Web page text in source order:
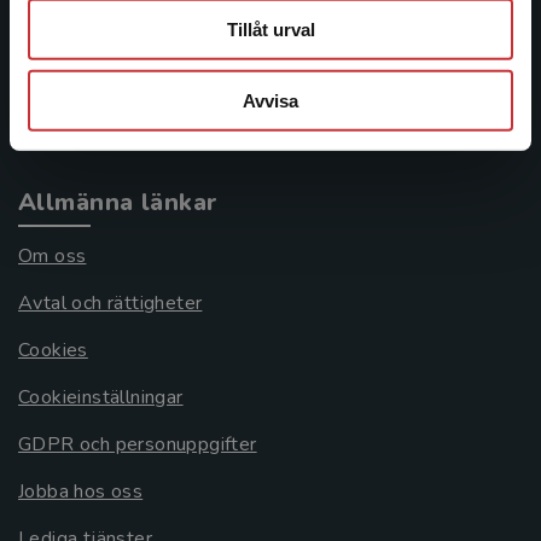
Tillåt urval
Avvisa
Systemkrav
Allmänna länkar
Om oss
Avtal och rättigheter
Cookies
Cookieinställningar
GDPR och personuppgifter
Jobba hos oss